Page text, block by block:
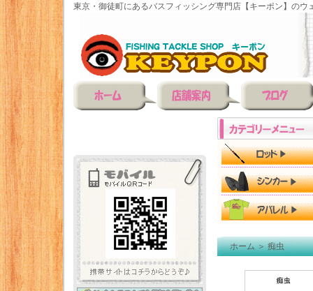
東京・御徒町にあるバスフィッシング専門店【キーポン】のウ
ホーム＞痴虫